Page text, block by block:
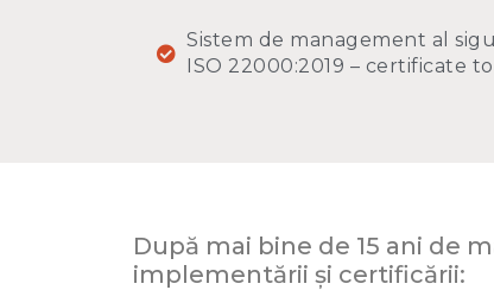
Sistem de management al
ISO 22000:2019 – certificate
După mai bine de 15 ani de
implementării și certificării: